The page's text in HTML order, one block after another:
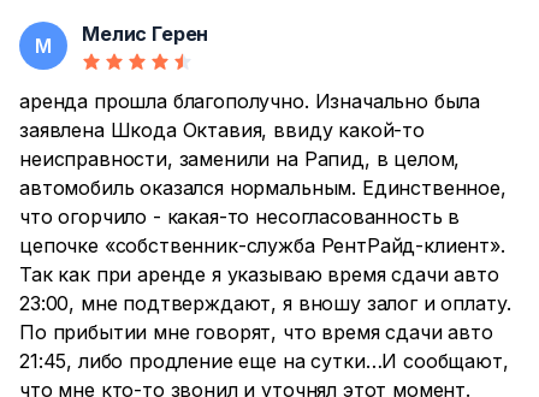
М Мелис Герен
аренда прошла благополучно. Изначально была
заявлена Шкода Октавия, ввиду какой-то
неисправности, заменили на Рапид, в целом,
автомобиль оказался нормальным. Единственное,
что огорчило - какая-то несогласованность в
цепочке «собственник-служба РентРайд-клиент».
Так как при аренде я указываю время сдачи авто
23:00, мне подтверждают, я вношу залог и оплату.
По прибытии мне говорят, что время сдачи авто
21:45, либо продление еще на сутки…И сообщают,
что мне кто-то звонил и уточнял этот момент.